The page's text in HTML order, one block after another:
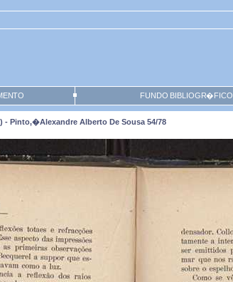
FUNDO BIBLIOGR�FICO
Pinto,�Alexandre Alberto De Sousa 54/78